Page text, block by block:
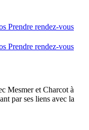
Prendre rendez-vous
Prendre rendez-vous
Mesmer et Charcot à
par ses liens avec la